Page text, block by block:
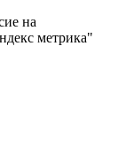
на
метрика"